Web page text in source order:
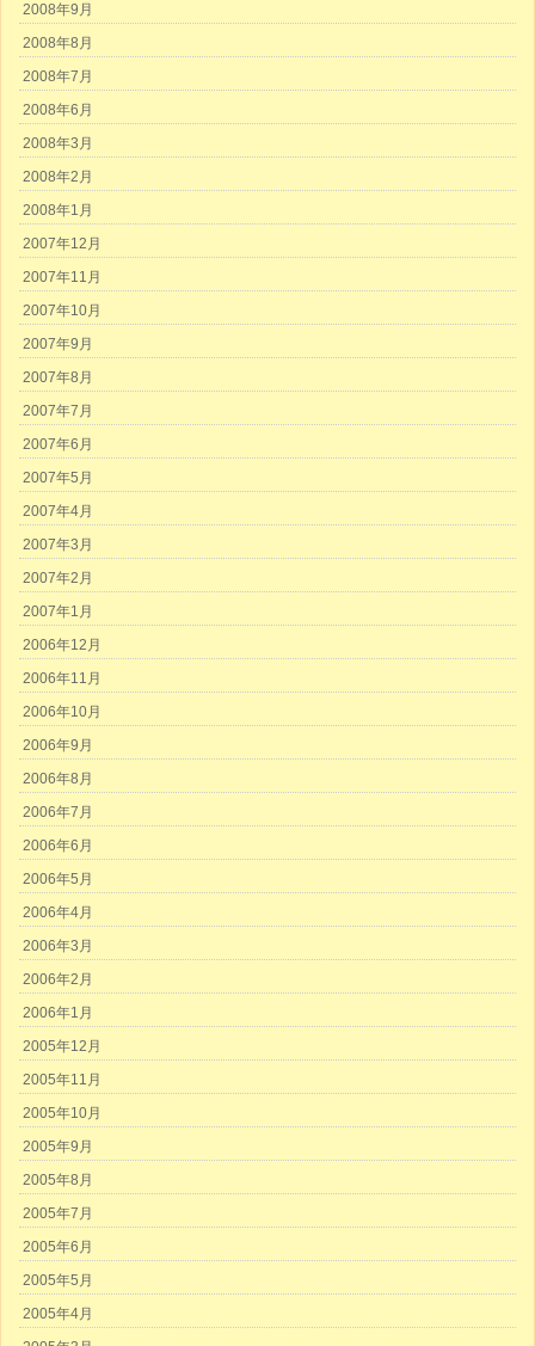
2008年9月
2008年8月
2008年7月
2008年6月
2008年3月
2008年2月
2008年1月
2007年12月
2007年11月
2007年10月
2007年9月
2007年8月
2007年7月
2007年6月
2007年5月
2007年4月
2007年3月
2007年2月
2007年1月
2006年12月
2006年11月
2006年10月
2006年9月
2006年8月
2006年7月
2006年6月
2006年5月
2006年4月
2006年3月
2006年2月
2006年1月
2005年12月
2005年11月
2005年10月
2005年9月
2005年8月
2005年7月
2005年6月
2005年5月
2005年4月